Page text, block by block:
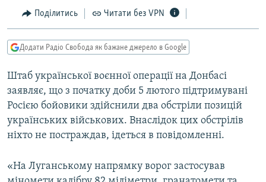
Перейти
до
пошуку
СУСПІЛЬСТВО
УКРАЇНА
СВІТ
ДОНБАС.РЕАЛІЇ
ТИ ЯК?
СХЕМИ
КИТАЙ.ВИКЛИКИ
МУЛЬТИМЕДІА
СПЕЦПРОЄКТИ
Поділитись Читати без VPN
Додати Радіо Свобода як бажане джерело в Google
Штаб української воєнної операції на Донбасі
заявляє, що з початку доби 5 лютого підтримувані
Росією бойовики здійснили два обстріли позицій
українських військових. Внаслідок цих обстрілів
ніхто не постраждав, ідеться в повідомленні.
«На Луганському напрямку ворог застосував